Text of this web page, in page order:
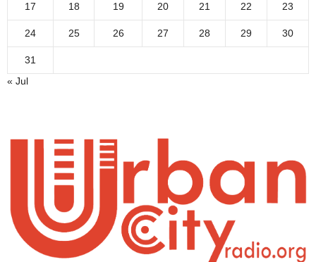
17 18 19 20 21 22 23
24 25 26 27 28 29 30
31
« Jul